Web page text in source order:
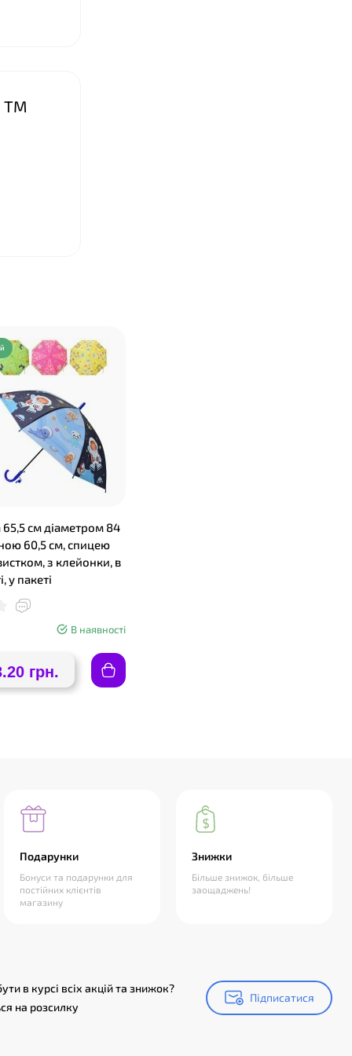
ТМ
см діаметром 84
60,5 см, спицею
з клейонки, в
у пакеті
В наявності
грн.
Подарунки
Бонуси та подарунки для
постійних клієнтів
магазину
Знижки
Більше знижок, більше
заощаджень!
в курсі всіх акцій та знижок?
на розсилку
Підписатися
Підписатися